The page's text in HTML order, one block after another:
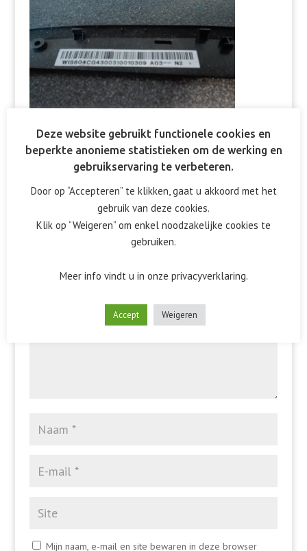
Reactie verzenden
Het e-mailadres wordt niet gepubliceerd.
Mijn naam, e-mail en site bewaren in deze browser
Deze website gebruikt functionele cookies en
beperkte anonieme statistieken om de werking en
gebruikservaring te verbeteren.
Door op “Accepteren” te klikken, gaat u akkoord met het
gebruik van deze cookies.
Klik op “Weigeren” om enkel noodzakelijke cookies te
gebruiken.
Meer info vindt u in onze privacyverklaring.
Accept Weigeren